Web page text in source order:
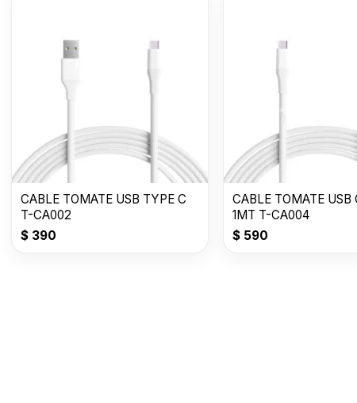
CABLE TOMATE USB TYPE C
T-CA002
$ 390
CABLE TOMATE USB
1MT T-CA004
$590